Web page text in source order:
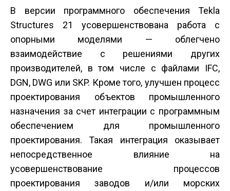
В версии программного обеспечения Tekla
Structures 21 усовершенствована работа с
опорными моделями — облегчено
взаимодействие с решениями других
производителей, в том числе с файлами IFC,
DGN, DWG или SKP. Кроме того, улучшен процесс
проектирования объектов промышленного
назначения за счет интеграции с программным
обеспечением для промышленного
проектирования. Такая интеграция оказывает
непосредственное влияние на
усовершенствование процессов
проектирования заводов и/или морских